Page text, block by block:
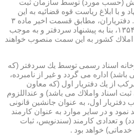
بخش (حسب مورد) توسط سازمان ثبت
و با ابلاغ ریاست قوه قضائیه به این
سمت منصوب خواهند شد. دفتریاران، مطابق قسمت اخیر ماده ۳
قانون دفاتر اسناد رسمی ۱۳۵۴، بنا به پیشنهاد سردفتر و به موجب
املاك كشور به این سمت منصوب خواهند
بعد، دفترخانه اسناد رسمی توسط یك سردفتر (كه
اداره می گردد و غیر از نامبرده،
از یك دفتریار اول (كه معاون
اسناد واملاك می باشد) و عنداللزوم
دفتریار اول، به عنوان جانشین قانونی
نمود و در سایر موارد به عنوان كارمند
و تعدادی كارمند (سندنویس، ثبات
خدماتی) خواهد بود .